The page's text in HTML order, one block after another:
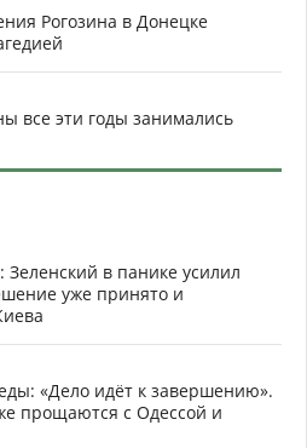
Рогозина в Донецке
все эти годы занимались
Зеленский в панике усилил
уже принято и
«Дело идёт к завершению».
прощаются с Одессой и